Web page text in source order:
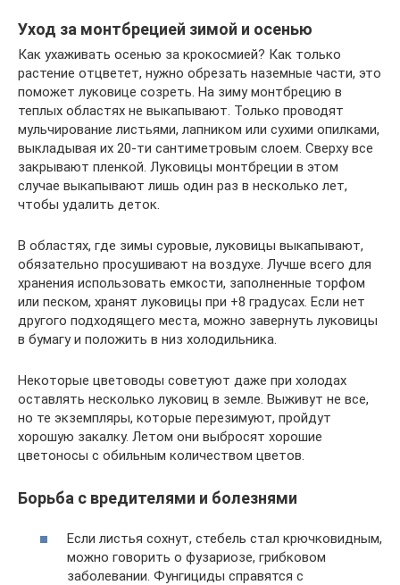
Уход за монтбрецией зимой и осенью
Как ухаживать осенью за крокосмией? Как только
растение отцветет, нужно обрезать наземные части, это
поможет луковице созреть. На зиму монтбрецию в
теплых областях не выкапывают. Только проводят
мульчирование листьями, лапником или сухими опилками,
выкладывая их 20-ти сантиметровым слоем. Сверху все
закрывают пленкой. Луковицы монтбреции в этом
случае выкапывают лишь один раз в несколько лет,
чтобы удалить деток.
В областях, где зимы суровые, луковицы выкапывают,
обязательно просушивают на воздухе. Лучше всего для
хранения использовать емкости, заполненные торфом
или песком, хранят луковицы при +8 градусах. Если нет
другого подходящего места, можно завернуть луковицы
в бумагу и положить в низ холодильника.
Некоторые цветоводы советуют даже при холодах
оставлять несколько луковиц в земле. Выживут не все,
но те экземпляры, которые перезимуют, пройдут
хорошую закалку. Летом они выбросят хорошие
цветоносы с обильным количеством цветов.
Борьба с вредителями и болезнями
Если листья сохнут, стебель стал крючковидным,
можно говорить о фузариозе, грибковом
заболевании. Фунгициды справятся с